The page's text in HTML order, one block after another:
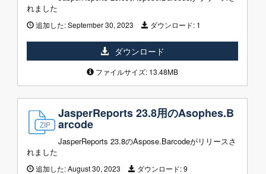
れました
追加した:September 30, 2023 ダウンロード: 1
ダウンロード
ファイルサイズ: 13.48MB
JasperReports 23.8用のAsophes.B
arcode
JasperReports 23.8のAspose.Barcodeがリリースさ
れました
追加した:August 30, 2023 ダウンロード:9